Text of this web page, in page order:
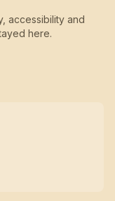
accessibility and
here.